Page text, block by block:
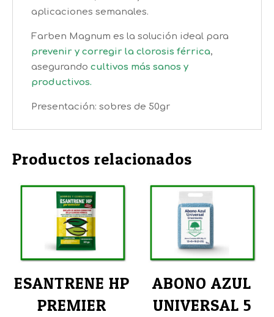
aplicaciones semanales.
Farben Magnum es la solución ideal para
prevenir y corregir la clorosis férrica,
asegurando cultivos más sanos y
productivos.
Presentación: sobres de 50gr
Productos relacionados
ESANTRENE HP
PREMIER
ABONO AZUL
UNIVERSAL 5